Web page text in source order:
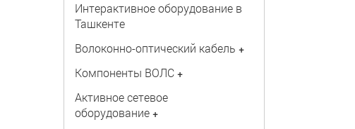
Интерактивное оборудование в
Ташкенте
Волоконно-оптический кабель +
Компоненты ВОЛС +
Активное сетевое
оборудование +